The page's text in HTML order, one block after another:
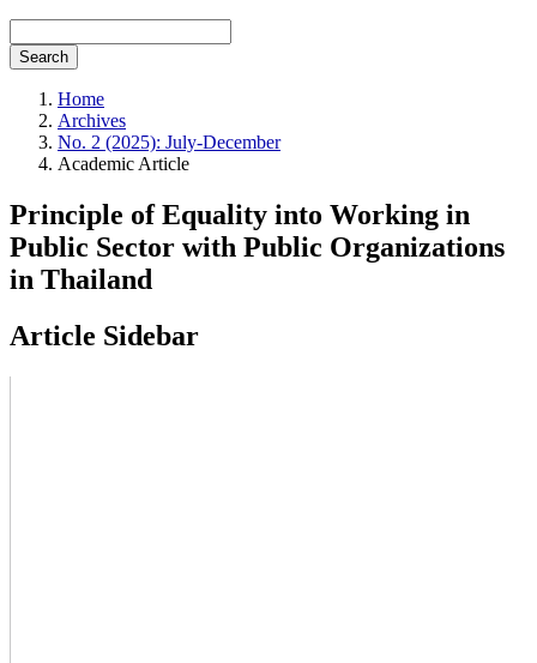
Search
Home
Archives
No. 2 (2025): July-December
Academic Article
Principle of Equality into Working in
Public Sector with Public Organizations
in Thailand
Article Sidebar